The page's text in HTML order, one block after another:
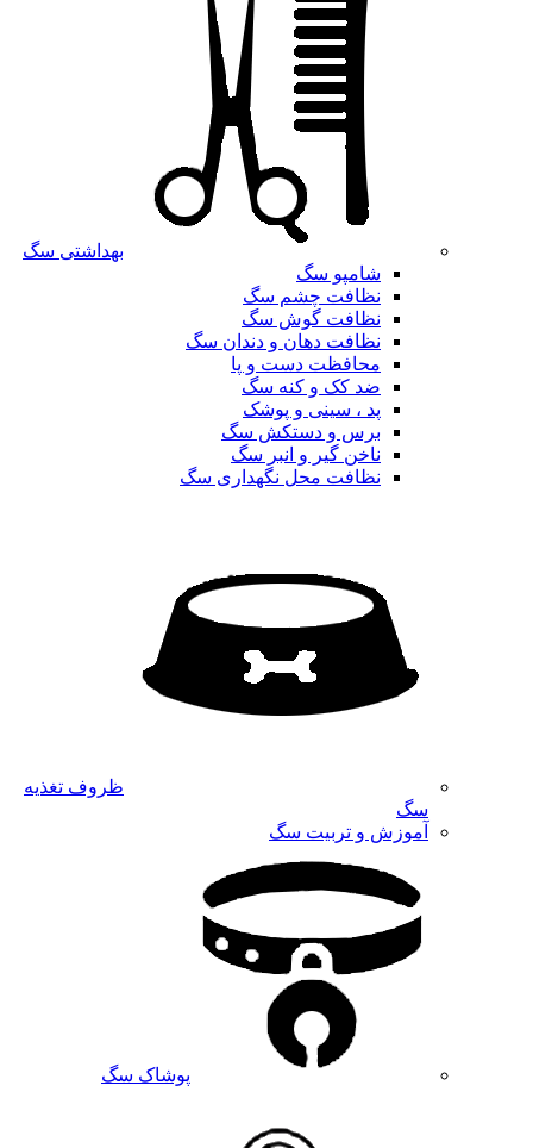
بهداشتی سگ
شامپو سگ
نظافت چشم سگ
نظافت گوش سگ
نظافت دهان و دندان سگ
محافظت دست و پا
ضد کک و کنه سگ
پد ، سینی و پوشک
برس و دستکش سگ
ناخن گیر و انبر سگ
نظافت محل نگهداری سگ
ظروف تغذیه
سگ
آموزش و تربیت سگ
پوشاک سگ